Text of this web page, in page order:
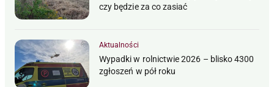
czy będzie za co zasiać
Aktualności
Wypadki w rolnictwie 2026 – blisko 4300
zgłoszeń w pół roku